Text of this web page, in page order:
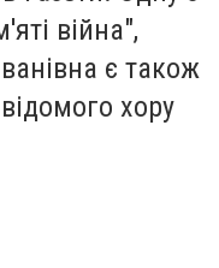
війна",
є також
хору